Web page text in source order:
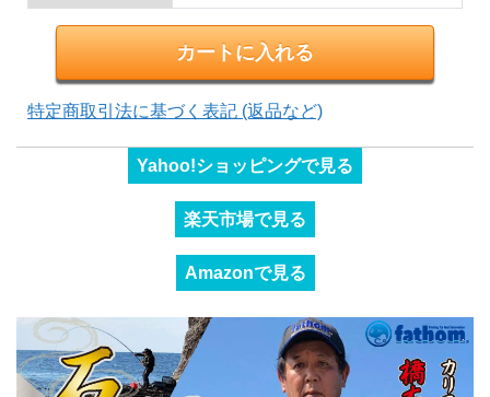
特定商取引法に基づく表記 (返品など)
Yahoo!ショッピングで見る
楽天市場で見る
Amazonで見る